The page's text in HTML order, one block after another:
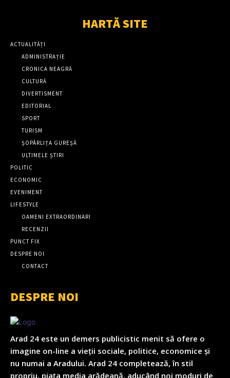
HARTĂ SITE
ACTUALITĂȚI
ADMINISTRAȚIE
CRONICA NEAGRĂ
CULTURĂ
DIVERTISMENT
EDITORIAL
SPORT
TURISM
ȘOPÂRLIȚA GUREȘĂ
ULTIMELE ȘTIRI
POLITIC
ECONOMIC
EVENIMENT
LIFESTYLE
OAMENI EXTRAORDINARI
RECENZII
PUNCT FIX
DESPRE NOI
CONTACT
DESPRE NOI
Arad 24 este un demers publicistic menit să ofere o
imagine on-line a vieții sociale, politice, economice și
nu numai a Aradului. Arad 24 completează, în stil
propriu, piața media arădeană, aducând noi moduri de